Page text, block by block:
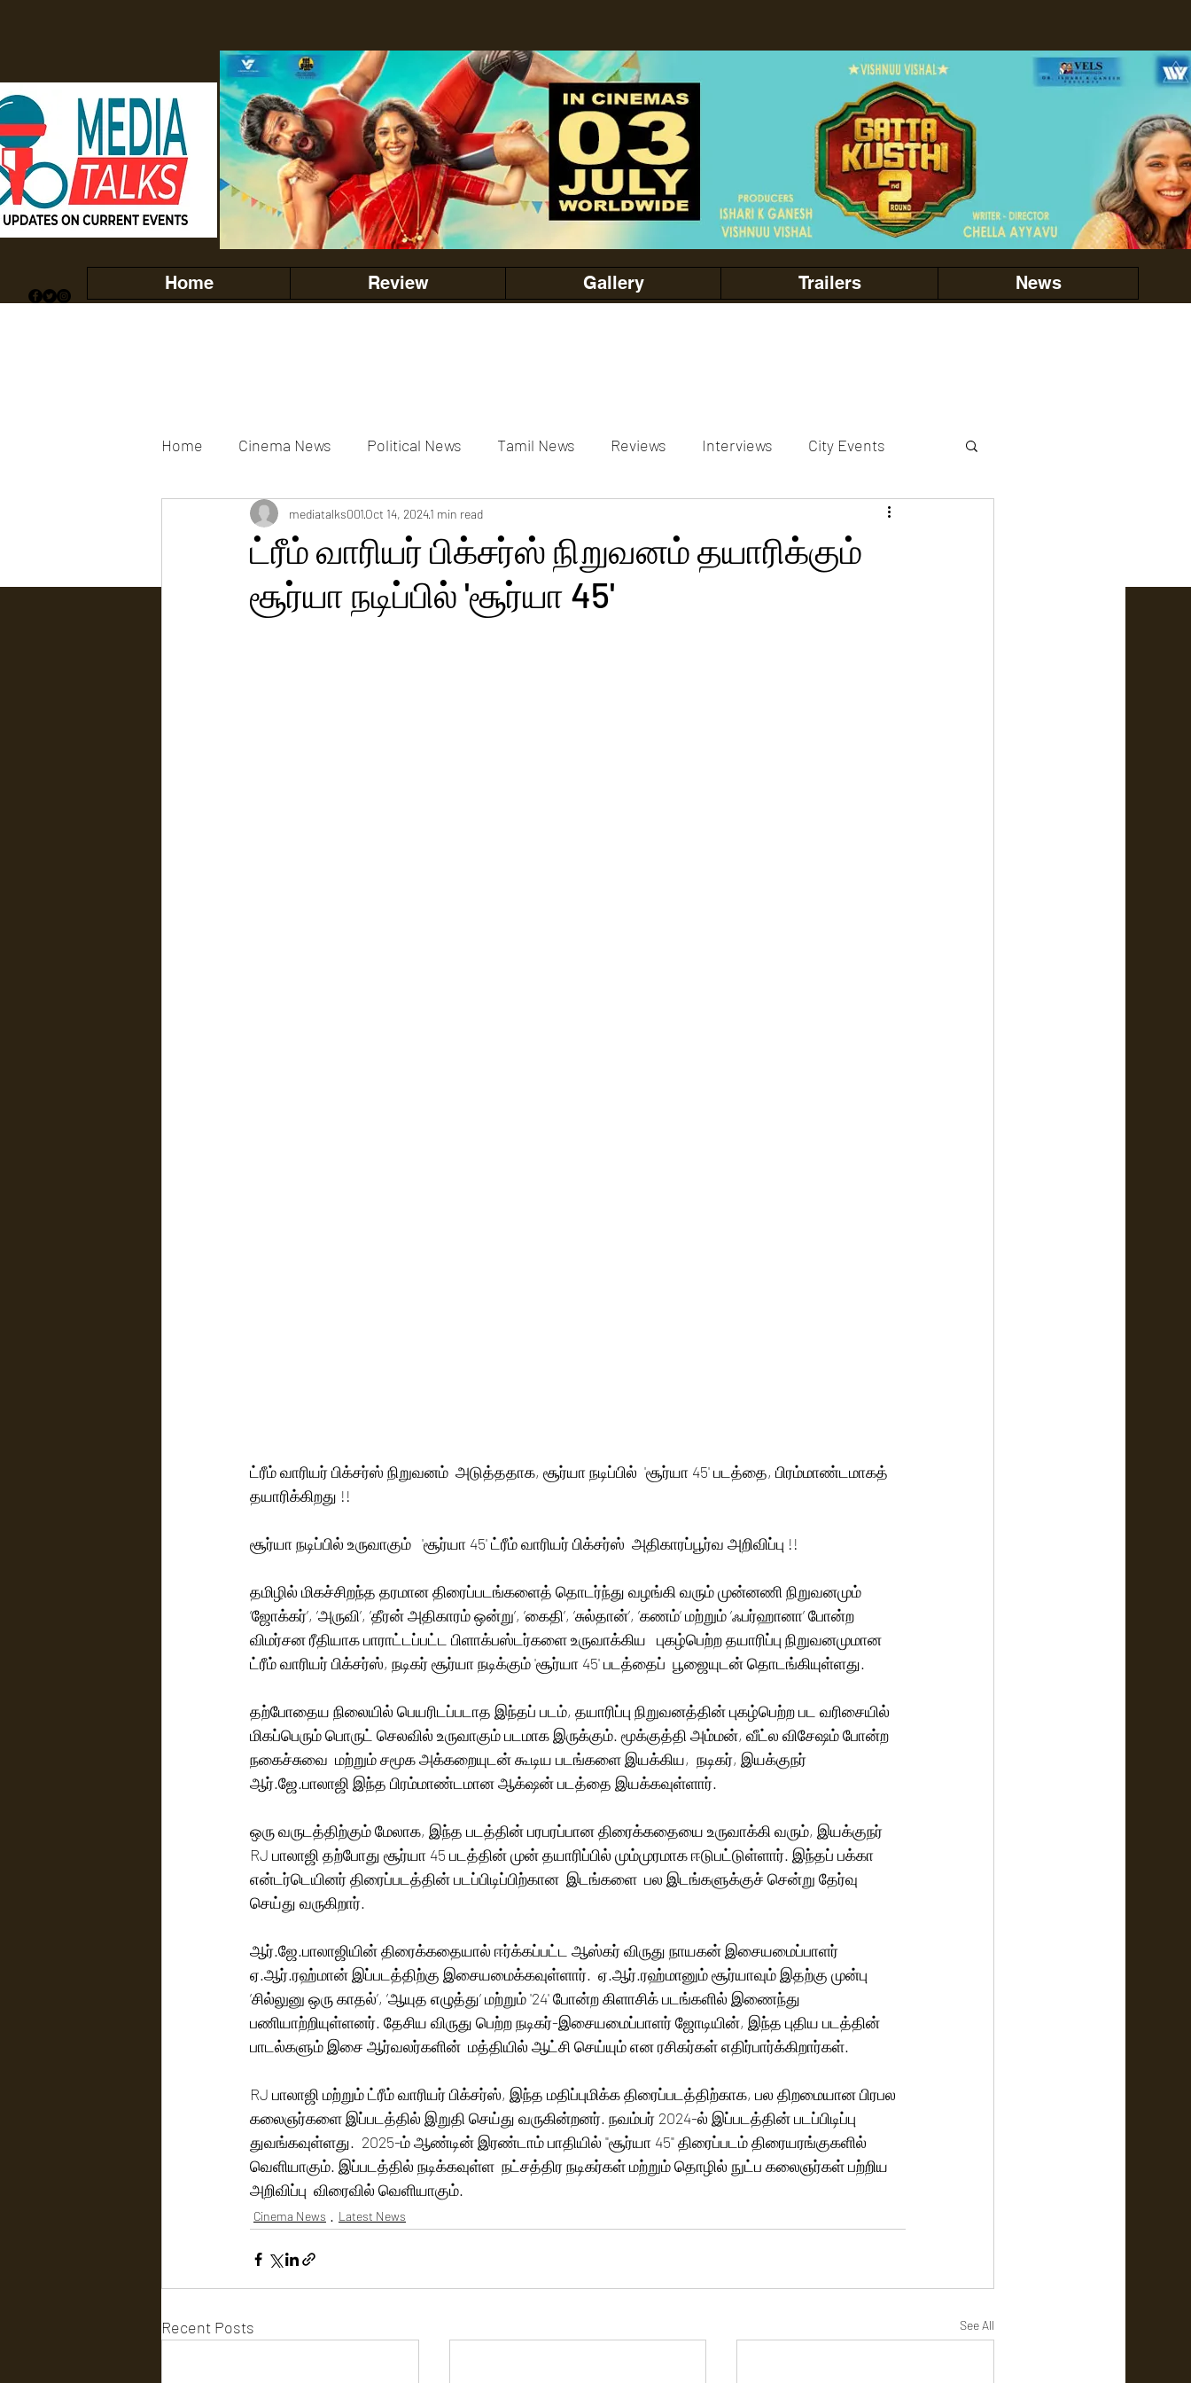
Home Review Gallery Trailers News
Home Cinema News Political News Tamil News Reviews Interviews City Events
Movies Gallery Actress Gallery Events Gallery actors gallery
ட்ரீம் வாரியர் பிக்சர்ஸ் நிறுவனம் தயாரிக்கும்
சூர்யா நடிப்பில் 'சூர்யா 45'
mediatalks001Oct 14, 20241 min read
ட்ரீம் வாரியர் பிக்சர்ஸ் நிறுவனம்  அடுத்ததாக, சூர்யா நடிப்பில்  'சூர்யா 45' படத்தை, பிரம்மாண்டமாகத்
தயாரிக்கிறது !!
சூர்யா நடிப்பில் உருவாகும்   'சூர்யா 45' ட்ரீம் வாரியர் பிக்சர்ஸ்  அதிகாரப்பூர்வ அறிவிப்பு !!
தமிழில் மிகச்சிறந்த தரமான திரைப்படங்களைத் தொடர்ந்து வழங்கி வரும் முன்னணி நிறுவனமும்
’ஜோக்கர்’, ’அருவி’, ’தீரன் அதிகாரம் ஒன்று’, ’கைதி’, ’சுல்தான்’, ’கணம்’ மற்றும் ’ஃபர்ஹானா’ போன்ற
விமர்சன ரீதியாக பாராட்டப்பட்ட பிளாக்பஸ்டர்களை உருவாக்கிய   புகழ்பெற்ற தயாரிப்பு நிறுவனமுமான
ட்ரீம் வாரியர் பிக்சர்ஸ், நடிகர் சூர்யா நடிக்கும் 'சூர்யா 45' படத்தைப்  பூஜையுடன் தொடங்கியுள்ளது.
தற்போதைய நிலையில் பெயரிடப்படாத இந்தப் படம், தயாரிப்பு நிறுவனத்தின் புகழ்பெற்ற பட வரிசையில்
மிகப்பெரும் பொருட் செலவில் உருவாகும் படமாக இருக்கும். மூக்குத்தி அம்மன், வீட்ல விசேஷம் போன்ற
நகைச்சுவை  மற்றும் சமூக அக்கறையுடன் கூடிய படங்களை இயக்கிய,  நடிகர், இயக்குநர்
ஆர்.ஜே.பாலாஜி இந்த பிரம்மாண்டமான ஆக்‌ஷன் படத்தை இயக்கவுள்ளார்.
ஒரு வருடத்திற்கும் மேலாக, இந்த படத்தின் பரபரப்பான திரைக்கதையை உருவாக்கி வரும், இயக்குநர்
RJ பாலாஜி தற்போது சூர்யா 45 படத்தின் முன் தயாரிப்பில் மும்முரமாக ஈடுபட்டுள்ளார். இந்தப் பக்கா
என்டர்டெயினர் திரைப்படத்தின் படப்பிடிப்பிற்கான  இடங்களை  பல இடங்களுக்குச் சென்று தேர்வு
செய்து வருகிறார்.
ஆர்.ஜே.பாலாஜியின் திரைக்கதையால் ஈர்க்கப்பட்ட ஆஸ்கர் விருது நாயகன் இசையமைப்பாளர்
ஏ.ஆர்.ரஹ்மான் இப்படத்திற்கு இசையமைக்கவுள்ளார்.  ஏ.ஆர்.ரஹ்மானும் சூர்யாவும் இதற்கு முன்பு
’சில்லுனு ஒரு காதல்’, ’ஆயுத எழுத்து’ மற்றும் '24' போன்ற கிளாசிக் படங்களில் இணைந்து
பணியாற்றியுள்ளனர். தேசிய விருது பெற்ற நடிகர்-இசையமைப்பாளர் ஜோடியின், இந்த புதிய படத்தின்
பாடல்களும் இசை ஆர்வலர்களின்  மத்தியில் ஆட்சி செய்யும் என ரசிகர்கள் எதிர்பார்க்கிறார்கள்.
RJ பாலாஜி மற்றும் ட்ரீம் வாரியர் பிக்சர்ஸ், இந்த மதிப்புமிக்க திரைப்படத்திற்காக, பல திறமையான பிரபல
கலைஞர்களை இப்படத்தில் இறுதி செய்து வருகின்றனர். நவம்பர் 2024-ல் இப்படத்தின் படப்பிடிப்பு
துவங்கவுள்ளது.  2025-ம் ஆண்டின் இரண்டாம் பாதியில் "சூர்யா 45" திரைப்படம் திரையரங்குகளில்
வெளியாகும். இப்படத்தில் நடிக்கவுள்ள  நட்சத்திர நடிகர்கள் மற்றும் தொழில் நுட்ப கலைஞர்கள் பற்றிய
அறிவிப்பு  விரைவில் வெளியாகும்.
Cinema News Latest News
Recent Posts See All